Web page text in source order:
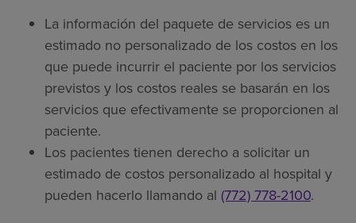
La información del paquete de servicios es un
estimado no personalizado de los costos en los
que puede incurrir el paciente por los servicios
previstos y los costos reales se basarán en los
servicios que efectivamente se proporcionen al
paciente.
Los pacientes tienen derecho a solicitar un
estimado de costos personalizado al hospital y
pueden hacerlo llamando al (772) 778-2100.